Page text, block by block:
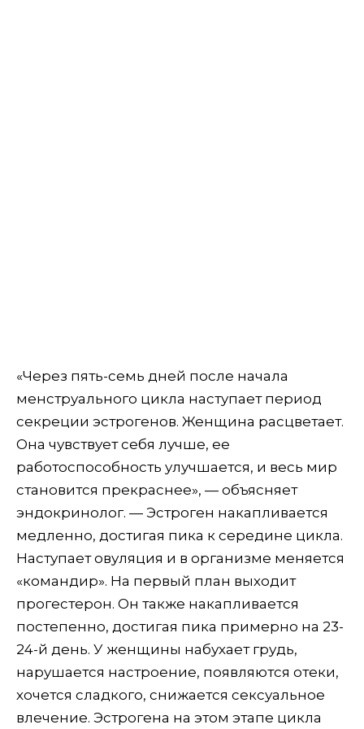
«Через пять-семь дней после начала
менструального цикла наступает период
секреции эстрогенов. Женщина расцветает.
Она чувствует себя лучше, ее
работоспособность улучшается, и весь мир
становится прекраснее», — объясняет
эндокринолог. — Эстроген накапливается
медленно, достигая пика к середине цикла.
Наступает овуляция и в организме меняется
«командир». На первый план выходит
прогестерон. Он также накапливается
постепенно, достигая пика примерно на 23-
24-й день. У женщины набухает грудь,
нарушается настроение, появляются отеки,
хочется сладкого, снижается сексуальное
влечение. Эстрогена на этом этапе цикла